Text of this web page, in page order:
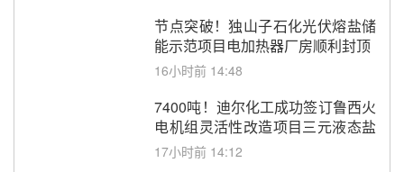
节点突破！独山子石化光伏熔盐储
能示范项目电加热器厂房顺利封顶
16小时前 14:48
7400吨！迪尔化工成功签订鲁西火
电机组灵活性改造项目三元液态盐
采购合同
17小时前 14:12